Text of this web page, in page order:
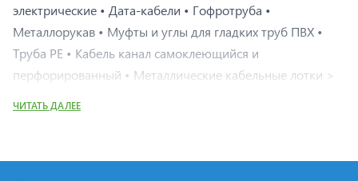
электрические • Дата-кабели • Гофротруба •
Металлорукав • Муфты и углы для гладких труб ПВХ •
Труба PE • Кабель канал самоклеющийся и
перфорированный • Металлические кабельные лотки >
ЧИТАТЬ ДАЛЕЕ